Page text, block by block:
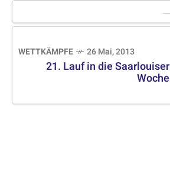
WETTKÄMPFE 26 Mai, 2013
21. Lauf in die Saarlouiser
Woche